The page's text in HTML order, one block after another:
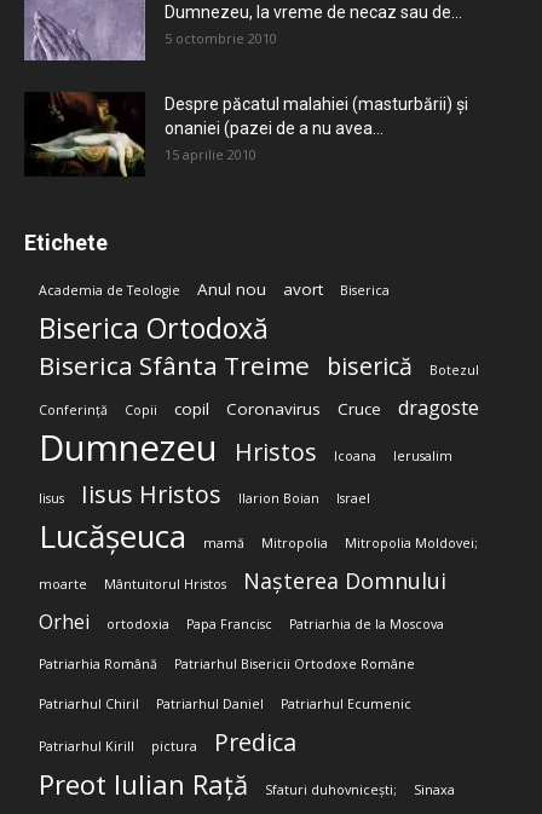
Dumnezeu, la vreme de necaz sau de...
5 octombrie 2010
Despre păcatul malahiei (masturbării) şi
onaniei (pazei de a nu avea...
15 aprilie 2010
Etichete
Academia de Teologie Anul nou avort Biserica
Biserica Ortodoxă
Biserica Sfânta Treime biserică Botezul
Conferință Copii copil Coronavirus Cruce dragoste
Dumnezeu Hristos Icoana Ierusalim
Iisus Iisus Hristos Ilarion Boian Israel
Lucășeuca mamă Mitropolia Mitropolia Moldovei;
moarte Mântuitorul Hristos Nașterea Domnului
Orhei ortodoxia Papa Francisc Patriarhia de la Moscova
Patriarhia Română Patriarhul Bisericii Ortodoxe Române
Patriarhul Chiril Patriarhul Daniel Patriarhul Ecumenic
Patriarhul Kirill pictura Predica
Preot Iulian Rață Sfaturi duhovnicești; Sinaxa